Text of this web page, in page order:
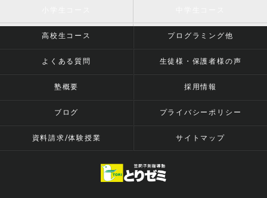
高校生コース プログラミング他
よくある質問 生徒様・保護者様の声
塾概要 採用情報
ブログ プライバシーポリシー
資料請求/体験授業 サイトマップ